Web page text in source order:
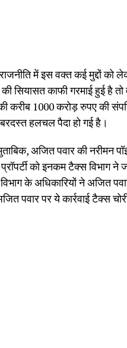
राजनीति में इस वक्त कई मुद्दों
सियासत काफी गरमाई हुई है
करीब 1000 करोड़ रुपए की
हलचल पैदा हो गई है।
अजित पवार की नरीमन
को इनकम टैक्स विभाग
के अधिकारियों ने अजित
पवार पर ये कार्रवाई टैक्स